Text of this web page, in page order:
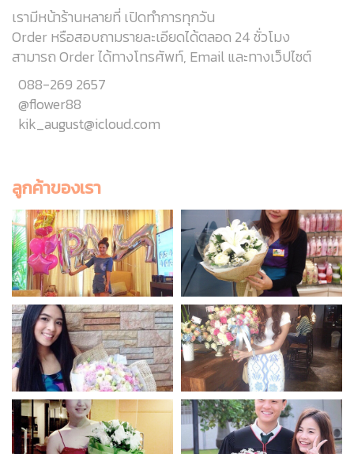
เรามีหน้าร้านหลายที่ เปิดทำการทุกวัน
Order หรือสอบถามรายละเอียดได้ตลอด 24 ชั่วโมง
สามารถ Order ได้ทางโทรศัพท์, Email และทางเว็ปไซต์
088-269 2657
@flower88
kik_august@icloud.com
ลูกค้าของเรา